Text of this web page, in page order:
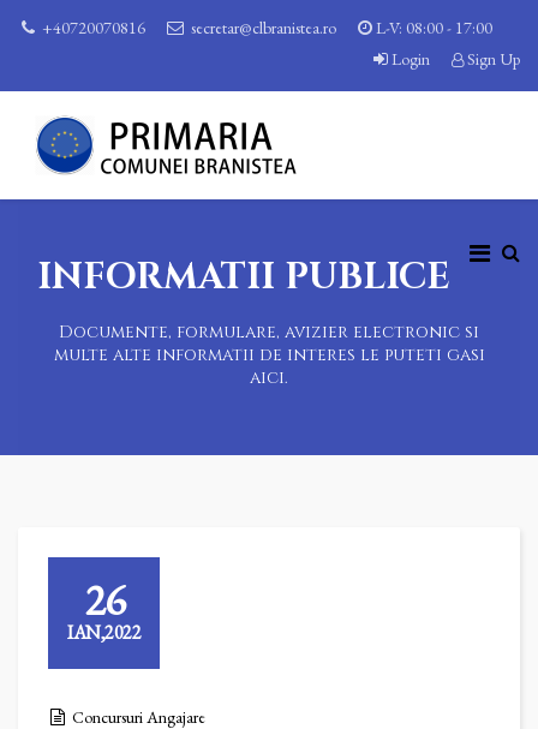
+40720070816 secretar@clbranistea.ro
L-V: 08:00 - 17:00
Login
Sign Up
INFORMATII PUBLICE
Documente, formulare, avizier electronic si
multe alte informatii de interes le puteti gasi
aici.
26
IAN,2022
Concursuri Angajare